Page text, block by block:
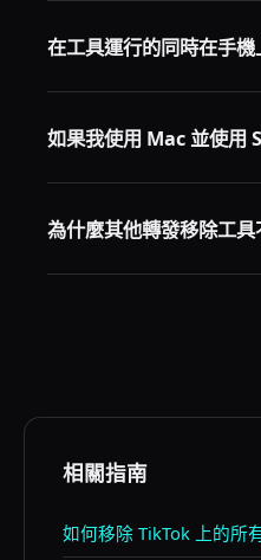
括 Chrome 本身。不需要
在工具運行的同時在手
動應用程序會話是獨立的
如果我使用 Mac 並使用
TikTok，在新標籤中打開
為什麼其他轉發移除工
相關指南
如何移除 TikTok 上的所